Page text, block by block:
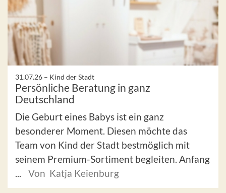
31.07.26 – Kind der Stadt
Persönliche Beratung in ganz
Deutschland
Die Geburt eines Babys ist ein ganz
besonderer Moment. Diesen möchte das
Team von Kind der Stadt bestmöglich mit
seinem Premium-Sortiment begleiten. Anfang
...
Von Katja Keienburg